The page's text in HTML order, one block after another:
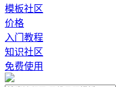
模板社区
价格
入门教程
知识社区
免费使用